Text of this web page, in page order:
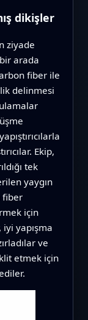
dikişler
ziyade
arada
fiber ile
delinmesi
Ekip,
tek
yaygın
fiber
için
iyi yapışma
ve
etmek için